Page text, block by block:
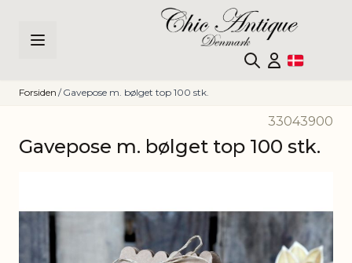
Forsiden / Gavepose m. bølget top 100 stk.
33043900
Gavepose m. bølget top 100 stk.